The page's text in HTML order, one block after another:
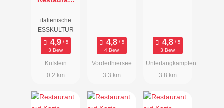
Umberto
Gorizia
italienische
ESSKULTUR
3 Bew.
Kufstein
0.2 km
4 Bew.
Vorderthiersee
3.3 km
3 Bew.
Unterlangkampfen
3.8 km